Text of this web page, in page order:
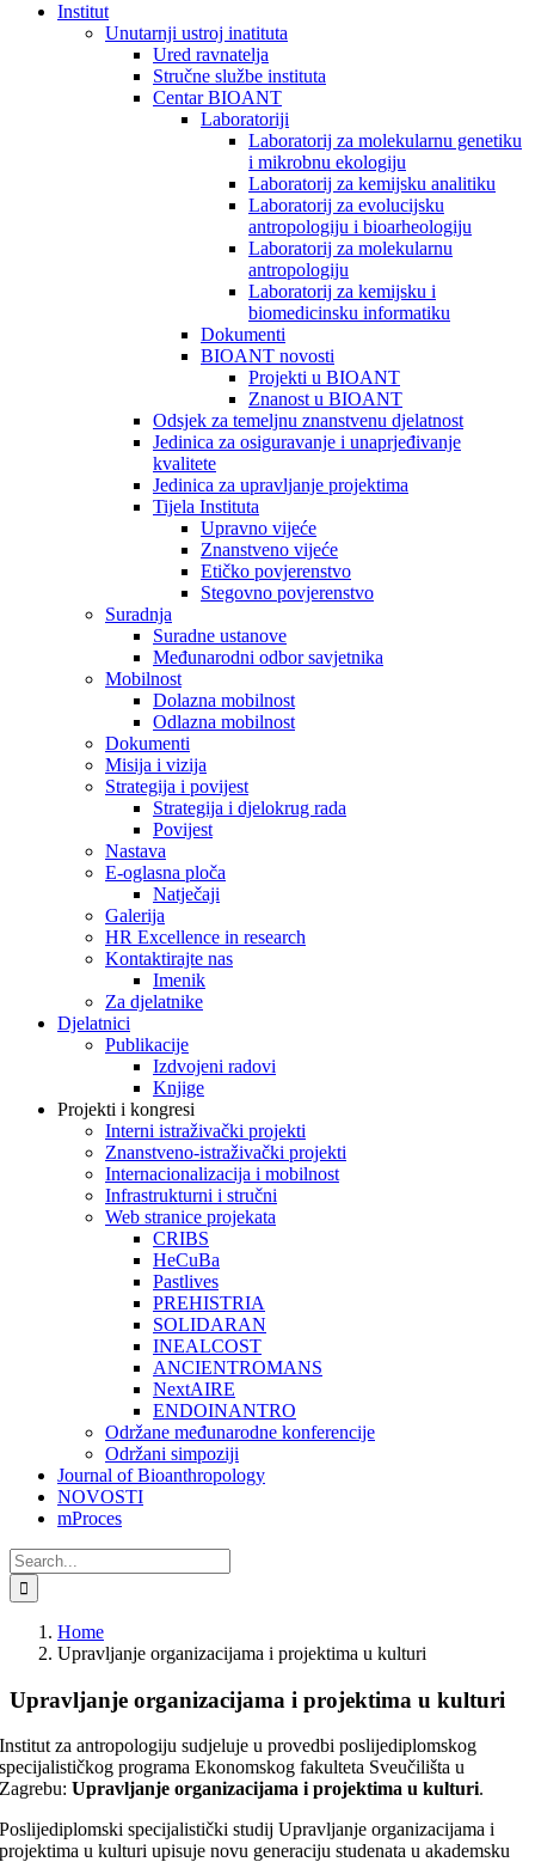
Institut
Unutarnji ustroj inatituta
Ured ravnatelja
Stručne službe instituta
Centar BIOANT
Laboratoriji
Laboratorij za molekularnu genetiku
i mikrobnu ekologiju
Laboratorij za kemijsku analitiku
Laboratorij za evolucijsku
antropologiju i bioarheologiju
Laboratorij za molekularnu
antropologiju
Laboratorij za kemijsku i
biomedicinsku informatiku
Dokumenti
BIOANT novosti
Projekti u BIOANT
Znanost u BIOANT
Odsjek za temeljnu znanstvenu djelatnost
Jedinica za osiguravanje i unaprjeđivanje
kvalitete
Jedinica za upravljanje projektima
Tijela Instituta
Upravno vijeće
Znanstveno vijeće
Etičko povjerenstvo
Stegovno povjerenstvo
Suradnja
Suradne ustanove
Međunarodni odbor savjetnika
Mobilnost
Dolazna mobilnost
Odlazna mobilnost
Dokumenti
Misija i vizija
Strategija i povijest
Strategija i djelokrug rada
Povijest
Nastava
E-oglasna ploča
Natječaji
Galerija
HR Excellence in research
Kontaktirajte nas
Imenik
Za djelatnike
Djelatnici
Publikacije
Izdvojeni radovi
Knjige
Projekti i kongresi
Interni istraživački projekti
Znanstveno-istraživački projekti
Internacionalizacija i mobilnost
Infrastrukturni i stručni
Web stranice projekata
CRIBS
HeCuBa
Pastlives
PREHISTRIA
SOLIDARAN
INEALCOST
ANCIENTROMANS
NextAIRE
ENDOINANTRO
Održane međunarodne konferencije
Održani simpoziji
Journal of Bioanthropology
NOVOSTI
mProces
Search
for:
Home
Upravljanje organizacijama i projektima u kulturi
Upravljanje organizacijama i projektima u kulturi
Institut za antropologiju sudjeluje u provedbi poslijediplomskog
specijalističkog programa Ekonomskog fakulteta Sveučilišta u
Zagrebu:Upravljanje organizacijama i projektima u kulturi.
Poslijediplomski specijalistički studij Upravljanje organizacijama i
projektima u kulturi upisuje novu generaciju studenata u akademsku